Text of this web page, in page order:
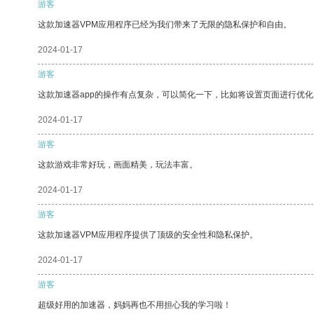
游客
这款加速器VPM应用程序已经为我们带来了无限的隐私保护和自由。
2024-01-17
游客
这款加速器app的操作有点复杂，可以简化一下，比如将设置页面进行优
2024-01-17
游客
这款游戏非常好玩，画面精美，玩法丰富。
2024-01-17
游客
这款加速器VPM应用程序提供了顶级的安全性和隐私保护。
2024-01-17
游客
超级好用的加速器，妈妈再也不用担心我的学习啦！